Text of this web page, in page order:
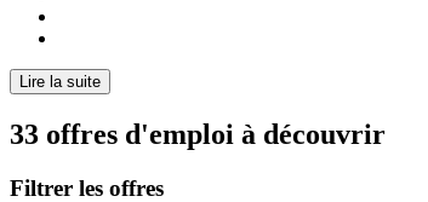
Lire la suite
33 offres d'emploi à découvrir
Filtrer les offres